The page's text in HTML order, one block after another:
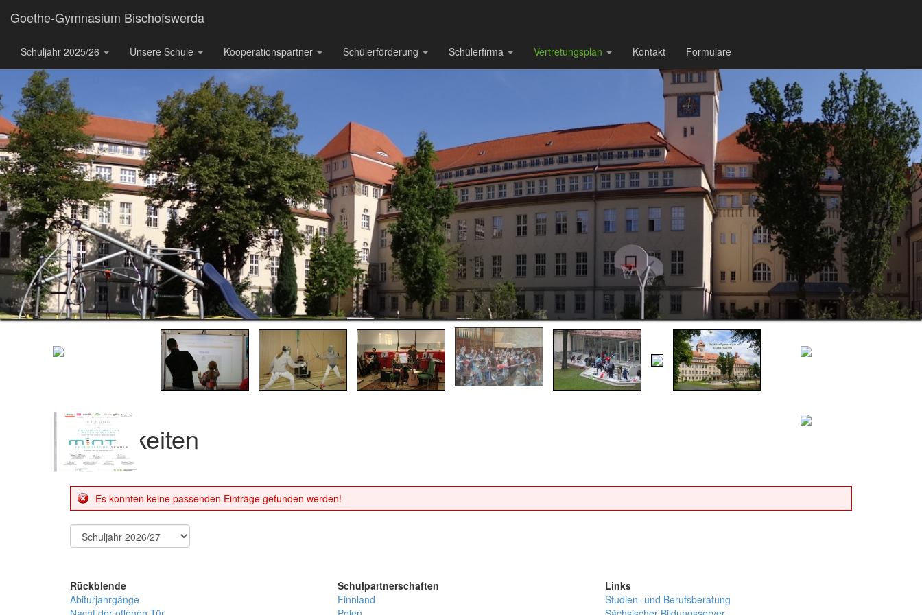
Goethe-Gymnasium Bischofswerda
Schuljahr 2025/26 Unsere Schule Kooperationspartner Schülerförderung Schülerfirma Vertretungsplan Kontakt Formulare
Neuigkeiten
Es konnten keine passenden Einträge gefunden werden!
Rückblende
Abiturjahrgänge
Schulpartnerschaften
Finnland
Links
Studien- und Berufsberatung